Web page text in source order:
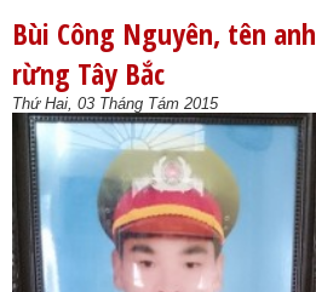
Bùi Công Nguyên, tên
rừng Tây Bắc
Thứ Hai, 03 Tháng Tám 2015